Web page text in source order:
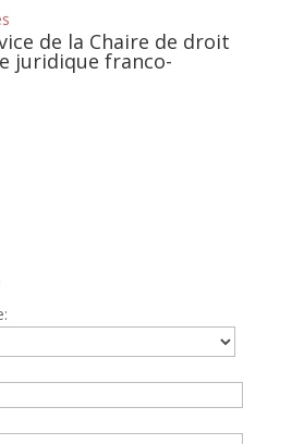
de la Chaire de droit
juridique franco-